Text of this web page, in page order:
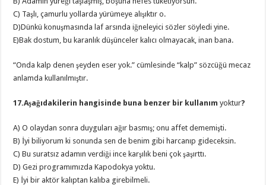
C) Taşlı, çamurlu yollarda yürümeye alışıktır o.
D)Dünkü konuşmasında laf arsında iğneleyici sözler söyledi yine.
E)Bak dostum, bu karanlık düşünceler kalıcı olmayacak, inan bana.
“Onda kalp denen şeyden eser yok.” cümlesinde “kalp” sözcüğü mecaz
anlamda kullanılmıştır.
17.Aşağıdakilerin hangisinde buna benzer bir kullanım yoktur?
A) O olaydan sonra duyguları ağır basmış; onu affet dememişti.
B) İyi biliyorum ki sonunda sen de benim gibi harcanıp gideceksin.
C) Bu suratsız adamın verdiği ince karşılık beni çok şaşırttı.
D) Gezi programımızda Kapodokya yoktu.
E) İyi bir aktör kalıptan kalıba girebilmeli.